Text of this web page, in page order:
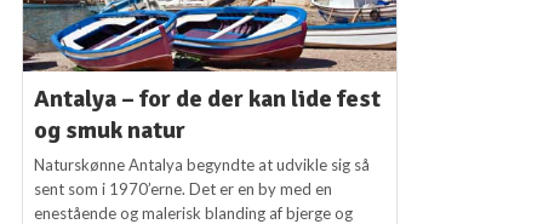
Antalya – for de der kan lide fest
og smuk natur
Naturskønne Antalya begyndte at udvikle sig så
sent som i 1970’erne. Det er en by med en
enestående og malerisk blanding af bjerge og